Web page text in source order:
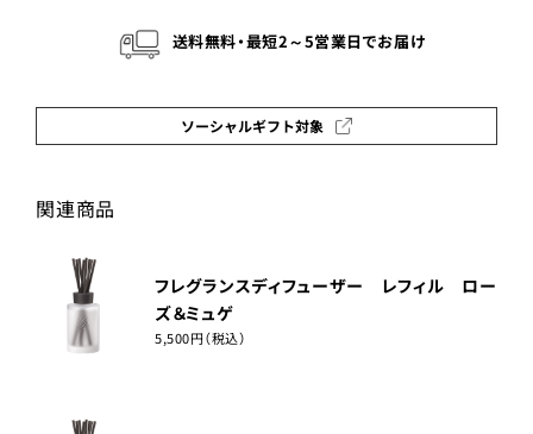
送料無料・最短2～5営業日でお届け
ソーシャルギフト対象
関連商品
フレグランスディフューザー レフィル ロー
ズ＆ミュゲ
5,500円（税込）